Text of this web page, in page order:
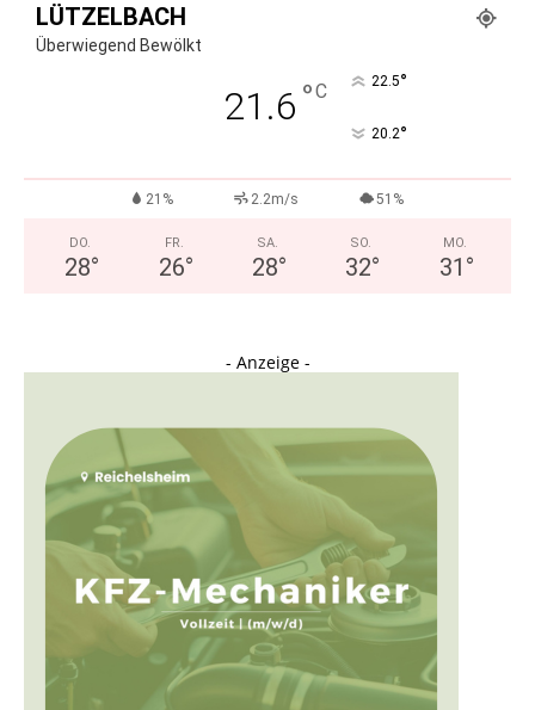
LÜTZELBACH
Überwiegend Bewölkt
21.6 °C 22.5°
20.2°
21% 2.2m/s 51%
DO.
28°
FR.
26°
SA.
28°
SO.
32°
MO.
31 °
- Anzeige -